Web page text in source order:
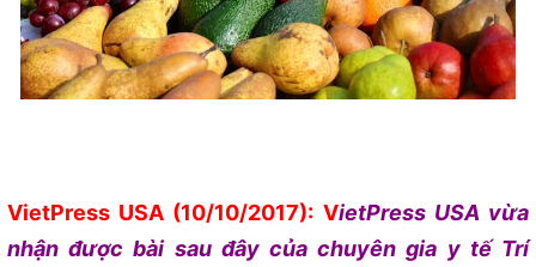
VietPress USA (10/10/2017): VietPress USA vừa
nhận được bài sau đây của chuyên gia y tế Trí